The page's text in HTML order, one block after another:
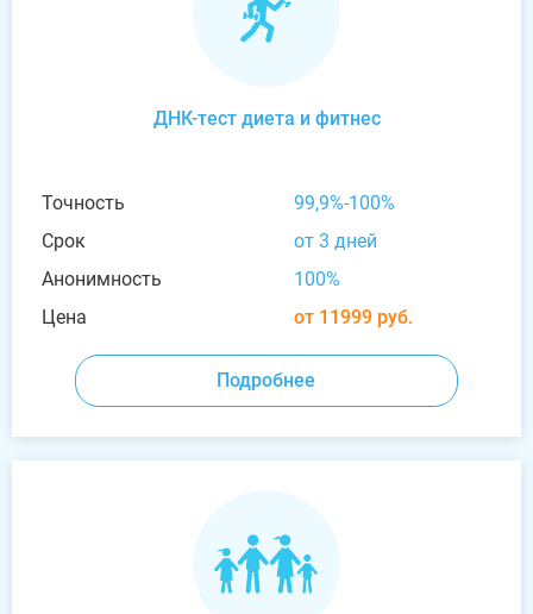
ДНК-тест диета и фитнес
Точность
99,9%-100%
Срок
от 3 дней
Анонимность
100%
Цена
от 11999 руб.
Подробнее